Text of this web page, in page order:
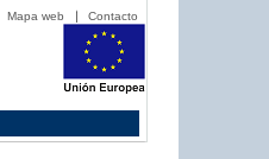
Mapa web Contacto